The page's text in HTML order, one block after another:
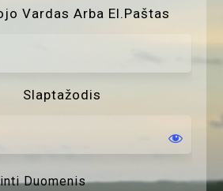
Vardas Arba El.paštas
Slaptažodis
Duomenis